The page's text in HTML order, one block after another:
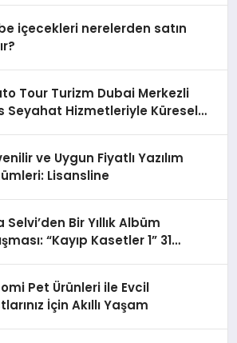
içecekleri nerelerden satın
Tour Turizm Dubai Merkezli
Seyahat Hizmetleriyle Küresel
ve Uygun Fiyatlı Yazılım
Lisansline
Selvi’den Bir Yıllık Albüm
“Kayıp Kasetler 1” 31
Pet Ürünleri ile Evcil
İçin Akıllı Yaşam